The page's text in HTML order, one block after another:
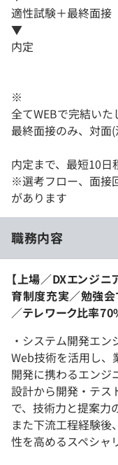
適性試験＋最終面接
▼
内定
※
全てWEBで完結いた
最終面接のみ、対面(
内定まで、最短10日
※選考フロー、面接
があります
職務内容
【上場／DXエンジ
育制度充実／勉強
／テレワーク比率
・システム開発エン
Web技術を活用し、
開発に携わるエンジ
設計から開発・テス
で、技術力と提案力
また下流工程経験後
性を高めるスペシャ